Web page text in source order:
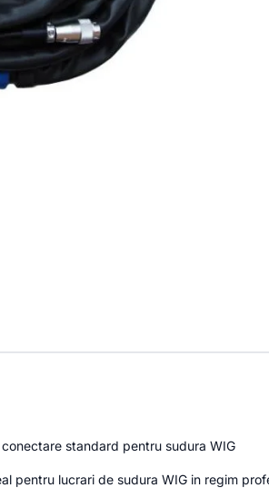
standard pentru sudura WIG
pentru lucrari de sudura WIG in regim